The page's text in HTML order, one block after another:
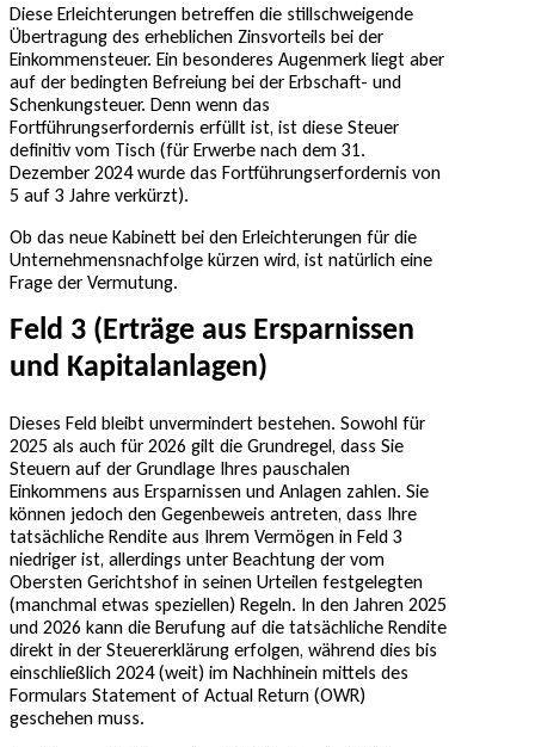
Diese Erleichterungen betreffen die stillschweigende
Übertragung des erheblichen Zinsvorteils bei der
Einkommensteuer. Ein besonderes Augenmerk liegt aber
auf der bedingten Befreiung bei der Erbschaft- und
Schenkungsteuer. Denn wenn das
Fortführungserfordernis erfüllt ist, ist diese Steuer
definitiv vom Tisch (für Erwerbe nach dem 31.
Dezember 2024 wurde das Fortführungserfordernis von
5 auf 3 Jahre verkürzt).
Ob das neue Kabinett bei den Erleichterungen für die
Unternehmensnachfolge kürzen wird, ist natürlich eine
Frage der Vermutung.
Feld 3 (Erträge aus Ersparnissen
und Kapitalanlagen)
Dieses Feld bleibt unvermindert bestehen. Sowohl für
2025 als auch für 2026 gilt die Grundregel, dass Sie
Steuern auf der Grundlage Ihres pauschalen
Einkommens aus Ersparnissen und Anlagen zahlen. Sie
können jedoch den Gegenbeweis antreten, dass Ihre
tatsächliche Rendite aus Ihrem Vermögen in Feld 3
niedriger ist, allerdings unter Beachtung der vom
Obersten Gerichtshof in seinen Urteilen festgelegten
(manchmal etwas speziellen) Regeln. In den Jahren 2025
und 2026 kann die Berufung auf die tatsächliche Rendite
direkt in der Steuererklärung erfolgen, während dies bis
einschließlich 2024 (weit) im Nachhinein mittels des
Formulars Statement of Actual Return (OWR)
geschehen muss.